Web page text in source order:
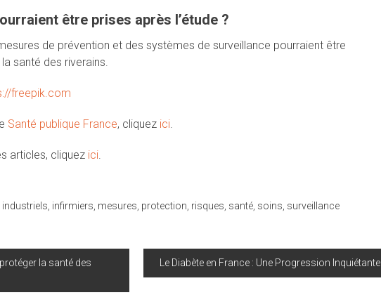
être prises après l’étude ?
de prévention et des systèmes de surveillance pourraient être
santé des riverains.
freepik.com
Santé publique France, cliquez ici.
articles, cliquez ici.
industriels infirmiers mesures protection risques santé soins surveillance
la santé des
Le Diabète en France : Une Progression Inquiétante